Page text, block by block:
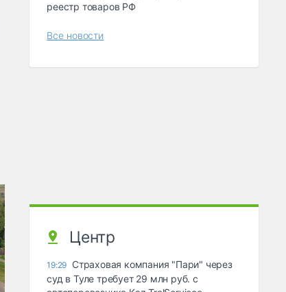
реестр товаров РФ
Все новости
Центр
19:29 Страховая компания "Пари" через
суд в Туле требует 29 млн руб. с